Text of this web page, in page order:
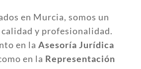
en Murcia, somos un
y profesionalidad.
en laAsesoría Jurídica
en la Representación